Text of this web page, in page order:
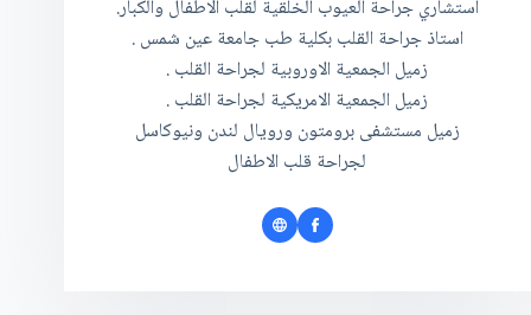
استشاري جراحة العيوب الخلقية لقلب الاطفال والكبار.
استاذ جراحة القلب بكلية طب جامعة عين شمس .
زميل الجمعية الاوروبية لجراحة القلب .
زميل الجمعية الامريكية لجراحة القلب .
زميل مستشفى برومتون ورويال لندن ونيوكاسل
لجراحة قلب الاطفال